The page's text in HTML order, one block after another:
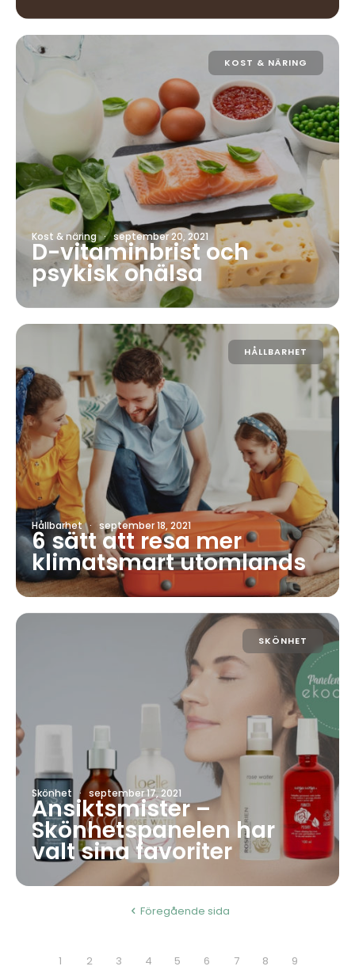
KOST & NÄRING
Kost & näring · september 20, 2021
D-vitaminbrist och
psykisk ohälsa
HÅLLBARHET
Hållbarhet · september 18, 2021
6 sätt att resa mer
klimatsmart utomlands
SKÖNHET
Skönhet · september 17, 2021
Ansiktsmister –
Skönhetspanelen har
valt sina favoriter
Föregående sida
1 2 3 4 5 6 7 8
9